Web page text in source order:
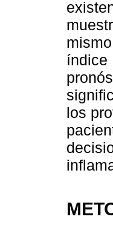
índice
los